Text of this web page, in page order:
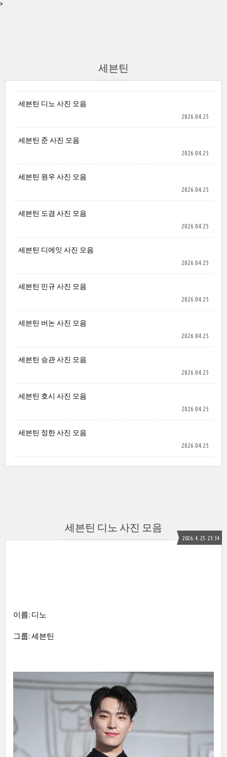
>
세븐틴
세븐틴 디노 사진 모음
2026.04.25
세븐틴 준 사진 모음
2026.04.25
세븐틴 원우 사진 모음
2026.04.25
세븐틴 도겸 사진 모음
2026.04.25
세븐틴 디에잇 사진 모음
2026.04.25
세븐틴 민규 사진 모음
2026.04.25
세븐틴 버논 사진 모음
2026.04.25
세븐틴 승관 사진 모음
2026.04.25
세븐틴 호시 사진 모음
2026.04.25
세븐틴 정한 사진 모음
2026.04.25
세븐틴 디노 사진 모음
2026. 4. 25. 23:34
이름: 디노
그룹: 세븐틴